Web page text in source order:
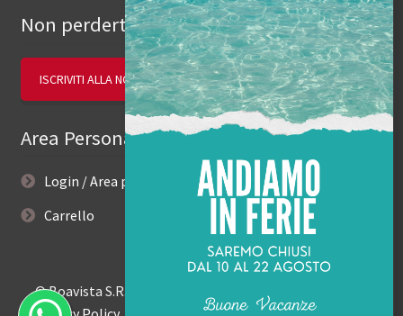
Non perderti le novità.
ISCRIVITI ALLA NOSTRA NEWSLETTER
Area Personale
Login / Area personale
Carrello
© Boavista S.R.L. 2026